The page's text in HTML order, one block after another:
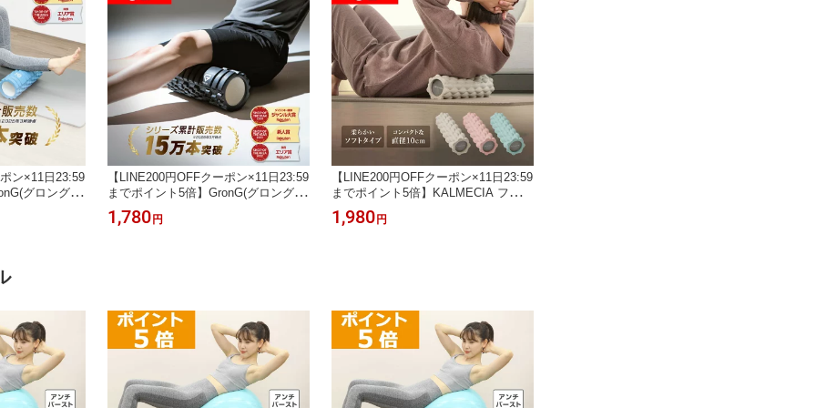
ン×11日23:59
グロング)
【LINE200円OFFクーポン×11日23:59
までポイント5倍】GronG(グロング)
フォームローラー ハードタイプ 硬め
ストレッチローラー
1,780 円
【LINE200円OFFクーポン×11日23:59
までポイント5倍】KALMECIA フォー
ムローラー 柔らかい ソフトタイプ 直
径10cm ストレッチローラー ローラー
1,980 円